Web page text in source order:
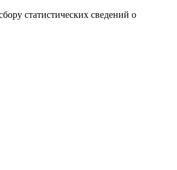
статистических сведений о